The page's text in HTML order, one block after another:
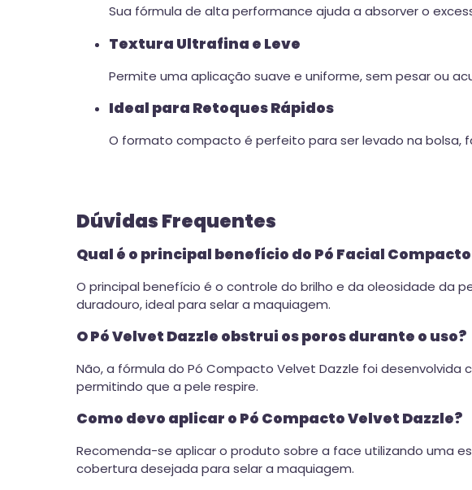
Sua fórmula de alta performance ajuda a absorver o
Textura Ultrafina e Leve
Permite uma aplicação suave e uniforme, sem pesar ou
Ideal para Retoques Rápidos
O formato compacto é perfeito para ser levado na bolsa,
Dúvidas Frequentes
Qual é o principal benefício do Pó Facial
O principal benefício é o controle do brilho e da oleosidade da
duradouro, ideal para selar a maquiagem.
O Pó Velvet Dazzle obstrui os poros durante o uso?
Não, a fórmula do Pó Compacto Velvet Dazzle foi
permitindo que a pele respire.
Como devo aplicar o Pó Compacto Velvet Dazzle?
Recomenda-se aplicar o produto sobre a face utilizando uma
cobertura desejada para selar a maquiagem.